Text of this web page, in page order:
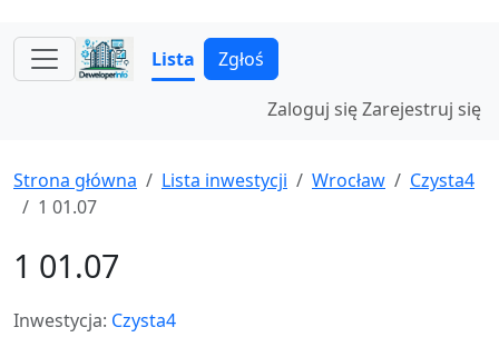
Lista Zgłoś
Zaloguj sięZarejestruj się
Strona główna Lista inwestycji Wrocław
Czysta4
1 01.07
1 01.07
Inwestycja: Czysta4